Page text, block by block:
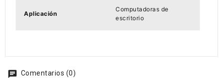
Aplicación
Computadoras de
escritorio
Comentarios (0)